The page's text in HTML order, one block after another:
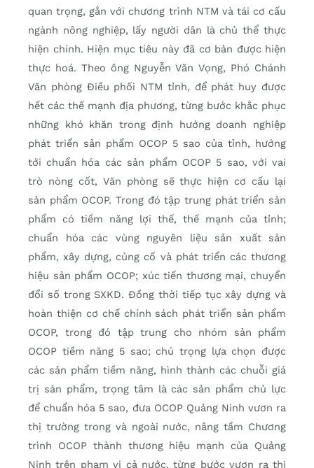
quan trọng, gắn với chương trình NTM và tái cơ cấu
ngành nông nghiệp, lấy người dân là chủ thể thực
hiện chính. Hiện mục tiêu này đã cơ bản được hiện
thực hoá. Theo ông Nguyễn Văn Vọng, Phó Chánh
Văn phòng Điều phối NTM tỉnh, để phát huy được
hết các thế mạnh địa phương, từng bước khắc phục
những khó khăn trong định hướng doanh nghiệp
phát triển sản phẩm OCOP 5 sao của tỉnh, hướng
tới chuẩn hóa các sản phẩm OCOP 5 sao, với vai
trò nòng cốt, Văn phòng sẽ thực hiện cơ cấu lại
sản phẩm OCOP. Trong đó tập trung phát triển sản
phẩm có tiềm năng lợi thế, thế mạnh của tỉnh;
chuẩn hóa các vùng nguyên liệu sản xuất sản
phẩm, xây dựng, củng cố và phát triển các thương
hiệu sản phẩm OCOP; xúc tiến thương mại, chuyển
đổi số trong SXKD. Đồng thời tiếp tục xây dựng và
hoàn thiện cơ chế chính sách phát triển sản phẩm
OCOP, trong đó tập trung cho nhóm sản phẩm
OCOP tiềm năng 5 sao; chú trọng lựa chọn được
các sản phẩm tiềm năng, hình thành các chuỗi giá
trị sản phẩm, trọng tâm là các sản phẩm chủ lực
để chuẩn hóa 5 sao, đưa OCOP Quảng Ninh vươn ra
thị trường trong và ngoài nước, nâng tầm Chương
trình OCOP thành thương hiệu mạnh của Quảng
Ninh trên phạm vi cả nước, từng bước vươn ra thị